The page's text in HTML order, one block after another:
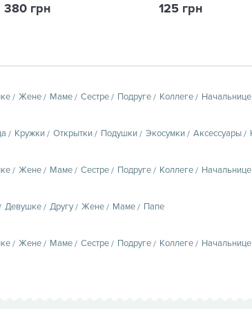
380 грн 125 грн
Жене Маме Сестре Подруге Коллеге Начальнице
Кружки Открытки Подушки Экосумки Аксессуары
Жене Маме Сестре Подруге Коллеге Начальнице
Девушке Другу Жене Маме Папе
Жене Маме Сестре Подруге Коллеге Начальнице